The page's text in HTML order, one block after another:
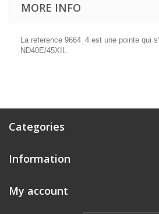
MORE INFO
La reference 9664_4 est une pointe qui
ND40E/45XII.
Categories
Information
My account